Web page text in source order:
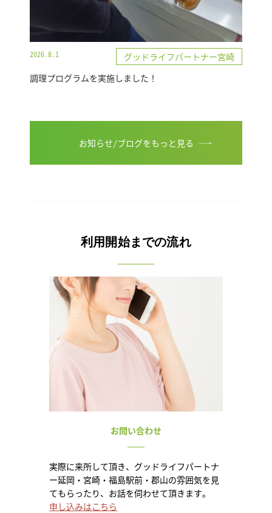
2026.8.1
グッドライフパートナー宮崎
調理プログラムを実施しました！
お知らせ/ブログをもっと見る
利用開始までの流れ
お問い合わせ
実際に来所して頂き、グッドライフパートナ
ー延岡・宮崎・福島駅前・郡山の雰囲気を見
てもらったり、お話を伺わせて頂きます。
申し込みはこちら